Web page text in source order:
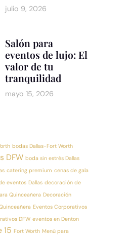
julio 9, 2026
Salón para
eventos de lujo: El
valor de tu
tranquilidad
mayo 15, 2026
bodas Dallas-Fort Worth
DFW boda sin estrés Dallas
catering premium cenas de gala
eventos Dallas decoración de
Quinceañera Decoración
Eventos Corporativos
DFW eventos en Denton
15 Fort Worth Menú para